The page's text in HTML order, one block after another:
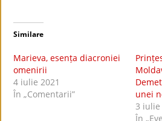
Similare
Marieva, esența diacroniei
omenirii
4 iulie 2021
În „Comentarii”
unei
3 iulie
În